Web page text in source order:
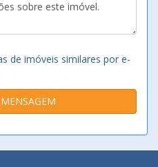
de imóveis similares por e-